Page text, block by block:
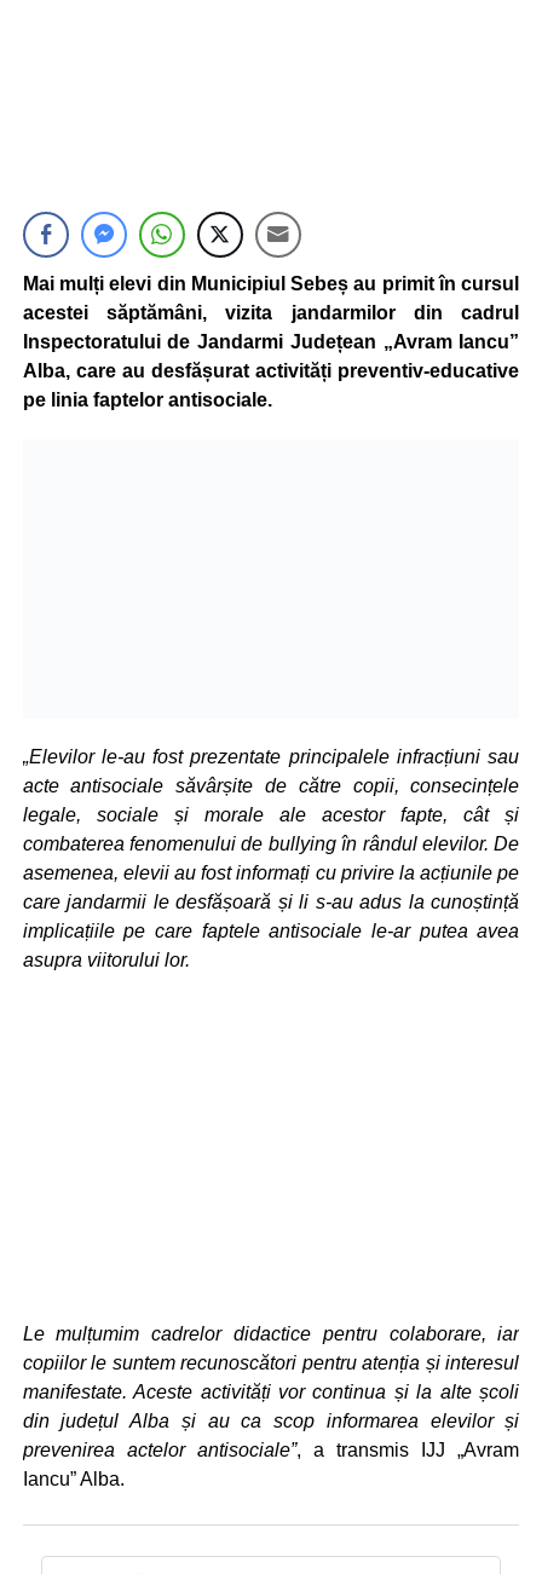
Mai mulți elevi din Municipiul Sebeș au primit în cursul
acestei săptămâni, vizita jandarmilor din cadrul
Inspectoratului de Jandarmi Județean „Avram Iancu”
Alba, care au desfășurat activități preventiv-educative
pe linia faptelor antisociale.
„Elevilor le-au fost prezentate principalele infracțiuni sau
acte antisociale săvârșite de către copii, consecințele
legale, sociale și morale ale acestor fapte, cât și
combaterea fenomenului de bullying în rândul elevilor. De
asemenea, elevii au fost informați cu privire la acțiunile pe
care jandarmii le desfășoară și li s-au adus la cunoștință
implicațiile pe care faptele antisociale le-ar putea avea
asupra viitorului lor.
Le mulțumim cadrelor didactice pentru colaborare, iar
copiilor le suntem recunoscători pentru atenția și interesul
manifestate. Aceste activități vor continua și la alte școli
din județul Alba și au ca scop informarea elevilor și
prevenirea actelor antisociale”, a transmis IJJ „Avram
Iancu” Alba.